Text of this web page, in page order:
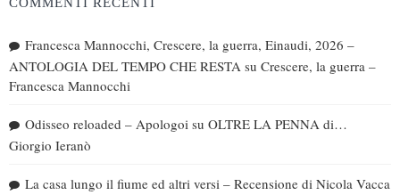
Francesca Mannocchi, Crescere, la guerra, Einaudi, 2026 –
ANTOLOGIA DEL TEMPO CHE RESTA su Crescere, la guerra –
Francesca Mannocchi
Odisseo reloaded – Apologoi su OLTRE LA PENNA di…
Giorgio Ieranò
La casa lungo il fiume ed altri versi – Recensione di Nicola Vacca